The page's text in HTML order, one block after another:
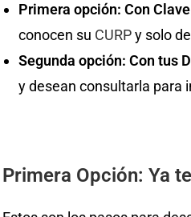
Primera opción: Con
conocen su CURPy solo
Segunda opción: Con tus
y desean consultarla para
Primera Opción: Ya